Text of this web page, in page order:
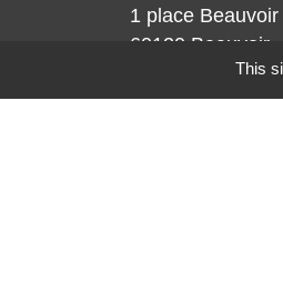
1 place Beauvoir
60120 Beauvoir
+33 3 44 80 12
Contact par
This